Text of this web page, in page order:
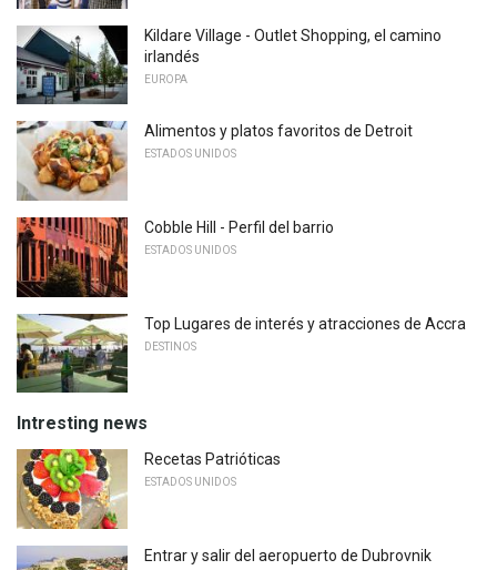
Kildare Village - Outlet Shopping, el camino
irlandés
EUROPA
Alimentos y platos favoritos de Detroit
ESTADOS UNIDOS
Cobble Hill - Perfil del barrio
ESTADOS UNIDOS
Top Lugares de interés y atracciones de Accra
DESTINOS
Intresting news
Recetas Patrióticas
ESTADOS UNIDOS
Entrar y salir del aeropuerto de Dubrovnik